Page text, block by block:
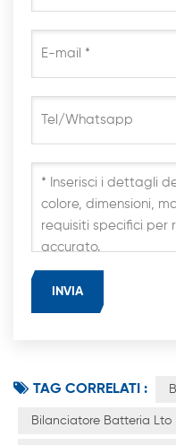
TAG CORRELATI :
Bilanciatore Batteria Lto